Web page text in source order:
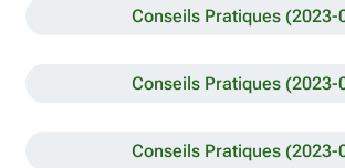
Conseils Pratiques (2023-
Conseils Pratiques (2023-
Conseils Pratiques (2023-